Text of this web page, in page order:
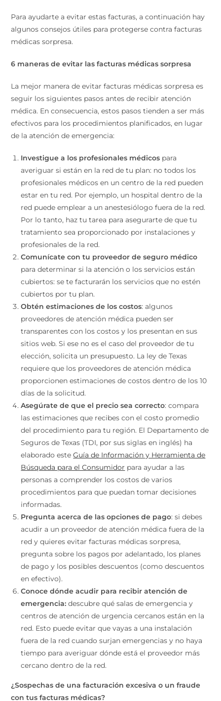
Para ayudarte a evitar estas facturas, a continuación hay
algunos consejos útiles para protegerse contra facturas
médicas sorpresa.
6 maneras de evitar las facturas médicas sorpresa
La mejor manera de evitar facturas médicas sorpresa es
seguir los siguientes pasos antes de recibir atención
médica. En consecuencia, estos pasos tienden a ser más
efectivos para los procedimientos planificados, en lugar
de la atención de emergencia:
Investigue a los profesionales médicos para
averiguar si están en la red de tu plan: no todos los
profesionales médicos en un centro de la red pueden
estar en tu red. Por ejemplo, un hospital dentro de la
red puede emplear a un anestesiólogo fuera de la red.
Por lo tanto, haz tu tarea para asegurarte de que tu
tratamiento sea proporcionado por instalaciones y
profesionales de la red.
Comunícate con tu proveedor de seguro médico
para determinar si la atención o los servicios están
cubiertos: se te facturarán los servicios que no estén
cubiertos por tu plan.
Obtén estimaciones de los costos: algunos
proveedores de atención médica pueden ser
transparentes con los costos y los presentan en sus
sitios web. Si ese no es el caso del proveedor de tu
elección, solicita un presupuesto. La ley de Texas
requiere que los proveedores de atención médica
proporcionen estimaciones de costos dentro de los 10
días de la solicitud.
Asegúrate de que el precio sea correcto: compara
las estimaciones que recibes con el costo promedio
del procedimiento para tu región. El Departamento de
Seguros de Texas (TDI, por sus siglas en inglés) ha
elaborado esteGuía de Información y Herramienta de
Búsqueda para el Consumidor para ayudar a las
personas a comprender los costos de varios
procedimientos para que puedan tomar decisiones
informadas.
Pregunta acerca de las opciones de pago: si debes
acudir a un proveedor de atención médica fuera de la
red y quieres evitar facturas médicas sorpresa,
pregunta sobre los pagos por adelantado, los planes
de pago y los posibles descuentos (como descuentos
en efectivo).
Conoce dónde acudir para recibir atención de
emergencia: descubre qué salas de emergencia y
centros de atención de urgencia cercanos están en la
red. Esto puede evitar que vayas a una instalación
fuera de la red cuando surjan emergencias y no haya
tiempo para averiguar dónde está el proveedor más
cercano dentro de la red.
¿Sospechas de una facturación excesiva o un fraude
con tus facturas médicas?